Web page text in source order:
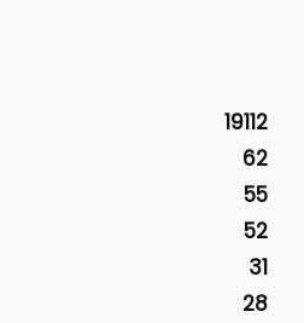
19112
62
55
52
31
28